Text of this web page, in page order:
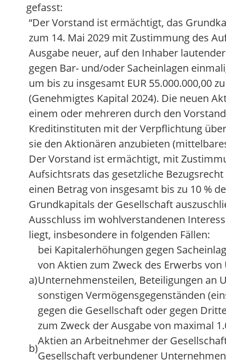
gefasst:
“Der Vorstand ist ermächtigt, das
zum 14. Mai 2029 mit Zustimmung des
Ausgabe neuer, auf den Inhaber
gegen Bar- und/oder Sacheinlagen
um bis zu insgesamt EUR 55.000.000,00
(Genehmigtes Kapital 2024). Die neuen
einem oder mehreren durch den
Kreditinstituten mit der Verpflichtung
sie den Aktionären anzubieten
Der Vorstand ist ermächtigt, mit
Aufsichtsrats das gesetzliche
einen Betrag von insgesamt bis zu 10 %
Grundkapitals der Gesellschaft
Ausschluss im wohlverstandenen
liegt, insbesondere in folgenden Fällen:
a)
bei Kapitalerhöhungen gegen
von Aktien zum Zweck des Erwerbs
Unternehmensteilen, Beteiligungen an
sonstigen Vermögensgegenständen
gegen die Gesellschaft oder gegen
b)
zum Zweck der Ausgabe von maximal
Aktien an Arbeitnehmer der
Gesellschaft verbundener